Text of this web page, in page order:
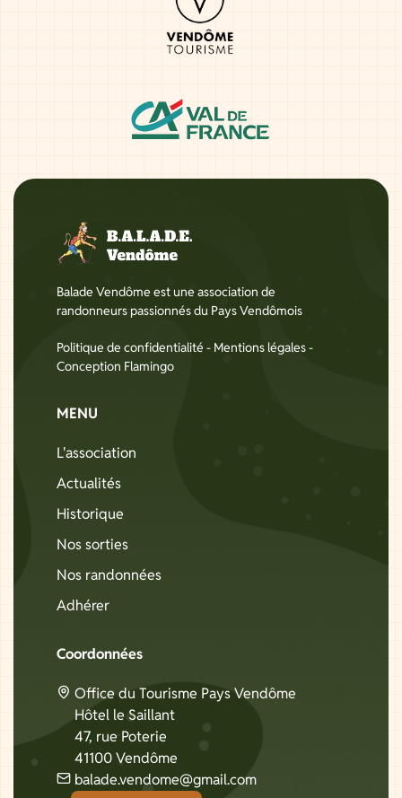
Balade Vendôme est une association de
randonneurs passionnés du Pays Vendômois
Politique de confidentialité - Mentions légales-
Conception Flamingo
MENU
L'association
Actualités
Historique
Nos sorties
Nos randonnées
Adhérer
Coordonnées
Office du Tourisme Pays Vendôme
Hôtel le Saillant
47, rue Poterie
41100 Vendôme
balade.vendome@gmail.com